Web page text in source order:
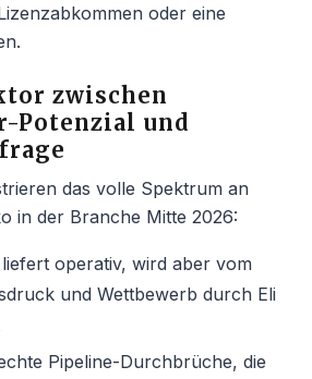
oder eine
zwischen
Potenzial und
das volle Spektrum an
in der Branche Mitte 2026:
liefert operativ, wird aber vom
und Wettbewerb durch Eli
Pipeline-Durchbrüche, die